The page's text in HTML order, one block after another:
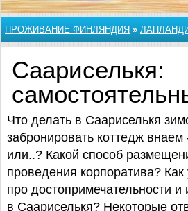
ПРОЖИВАНИЕ ФИНЛЯНДИЯ »
Саариселькя:
Что делать в Саариселькя
забронировать коттедж
или..? Какой способ
проведения корпоратива? Как
про достопримечательности и
в Саариселькя? Некоторые